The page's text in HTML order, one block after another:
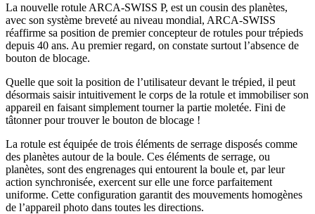
La nouvelle rotule ARCA-SWISS P, est un cousin des planètes,
avec son système breveté au niveau mondial, ARCA-SWISS
réaffirme sa position de premier concepteur de rotules pour trépieds
depuis 40 ans. Au premier regard, on constate surtout l’absence de
bouton de blocage.
Quelle que soit la position de l’utilisateur devant le trépied, il peut
désormais saisir intuitivement le corps de la rotule et immobiliser son
appareil en faisant simplement tourner la partie moletée. Fini de
tâtonner pour trouver le bouton de blocage !
La rotule est équipée de trois éléments de serrage disposés comme
des planètes autour de la boule. Ces éléments de serrage, ou
planètes, sont des engrenages qui entourent la boule et, par leur
action synchronisée, exercent sur elle une force parfaitement
uniforme. Cette configuration garantit des mouvements homogènes
de l’appareil photo dans toutes les directions.